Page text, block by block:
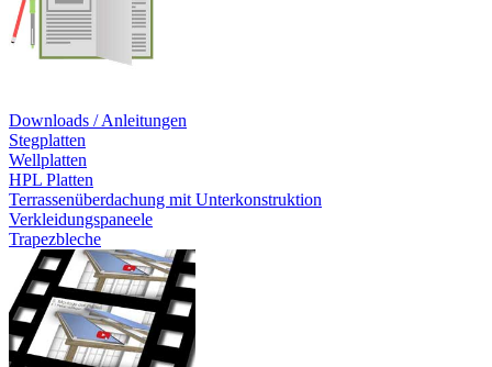
Downloads / Anleitungen
Stegplatten
Wellplatten
HPL Platten
Terrassenüberdachung mit Unterkonstruktion
Verkleidungspaneele
Trapezbleche